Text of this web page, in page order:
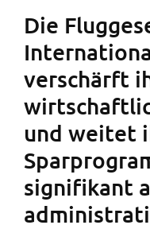
Die
verschärft
und weitet
signifikant